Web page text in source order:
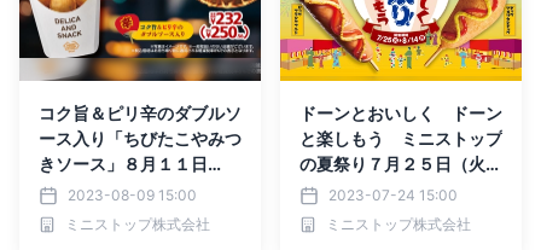
コク旨＆ピリ辛のダブルソ
ース入り「ちびたこやみつ
きソース」８月１１日
（金）発売
2023-08-09 15:00
ミニストップ株式会社
ドーンとおいしく ドーン
と楽しもう ミニストップ
の夏祭り７月２５日（火）
～８月１４日（月）開催
2023-07-24 15:00
ミニストップ株式会社